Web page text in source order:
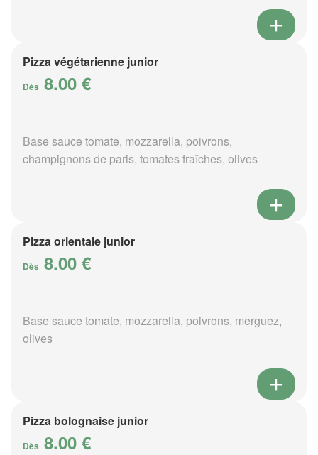
Pizza végétarienne junior
Dès 8.00 €
Base sauce tomate, mozzarella, poivrons,
champignons de paris, tomates fraîches, olives
Pizza orientale junior
Dès 8.00 €
Base sauce tomate, mozzarella, poivrons, merguez,
olives
Pizza bolognaise junior
Dès 8.00 €